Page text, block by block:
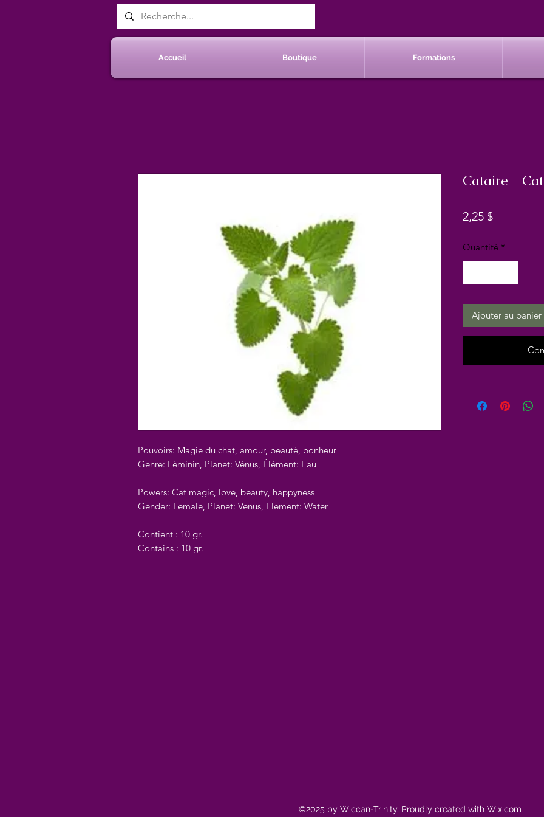
Accueil Boutique Formations
Pouvoirs: Magie du chat, amour, beauté, bonheur
Genre: Féminin, Planet: Vénus, Élément: Eau
Powers: Cat magic, love, beauty, happyness
Gender: Female, Planet: Venus, Element: Water
Contient : 10 gr.
Contains : 10 gr.
Cataire -
2,25 $Prix
Quantité *
Ajouter au panier
©2025 by Wiccan-Trinity. Proudly created with Wix.com